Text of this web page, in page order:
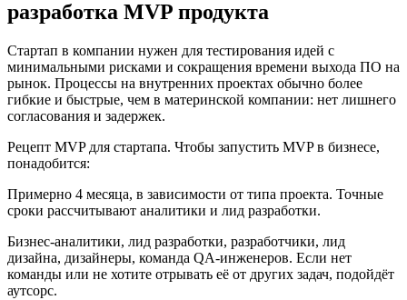
разработка MVP продукта
Стартап в компании нужен для тестирования идей с
минимальными рисками и сокращения времени выхода ПО на
рынок. Процессы на внутренних проектах обычно более
гибкие и быстрые, чем в материнской компании: нет лишнего
согласования и задержек.
Рецепт MVP для стартапа. Чтобы запустить MVP в бизнесе,
понадобится:
Примерно 4 месяца, в зависимости от типа проекта. Точные
сроки рассчитывают аналитики и лид разработки.
Бизнес-аналитики, лид разработки, разработчики, лид
дизайна, дизайнеры, команда QA-инженеров. Если нет
команды или не хотите отрывать её от других задач, подойдёт
аутсорс.